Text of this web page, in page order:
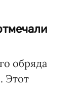
обряда
. Этот